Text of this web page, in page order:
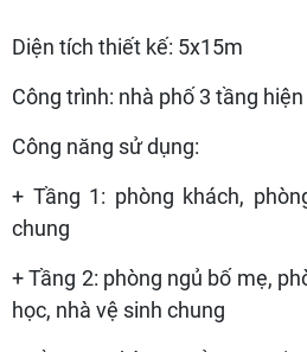
Diện tích thiết kế: 5x15m
Công trình: nhà phố 3 tầng
Công năng sử dụng:
+ Tầng 1: phòng khách,
chung
+ Tầng 2: phòng ngủ bố mẹ,
học, nhà vệ sinh chung